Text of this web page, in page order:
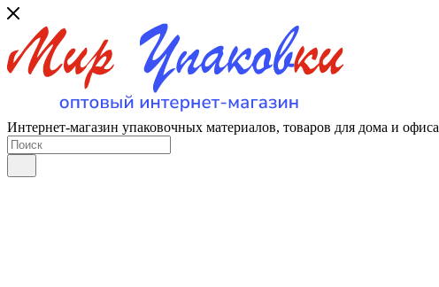
Интернет-магазин упаковочных материалов, товаров для дома и офиса